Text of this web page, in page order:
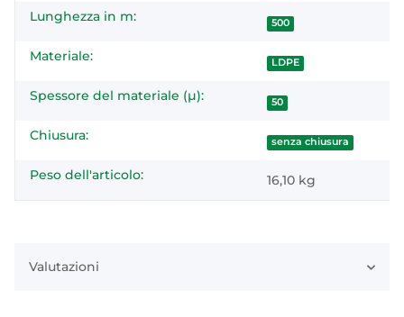
Lunghezza in m: 500
Materiale: LDPE
Spessore del materiale (µ): 50
Chiusura: senza chiusura
Peso dell'articolo: 16,10 kg
Valutazioni